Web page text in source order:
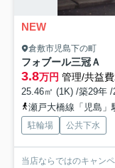
NEW
倉敷市児島下の町
フォブール三冠Ａ
3.8万円 管理/共益
25.46㎡ (1K) /築29年 /
瀬戸大橋線「児島」
駐輪場 公共下水
当店ならではのキャン